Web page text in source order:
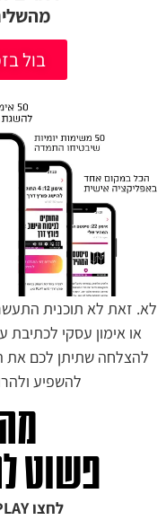
בול
לא. זאת לא תוכנית
או אימון עסקי לכתיבת
להצלחה שתיתן לכם את
להשפיע
פשוט
לחצו PLAY להאזנה (7:08 דק׳):